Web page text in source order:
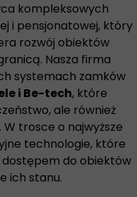
kompleksowych
i pensjonatowej, który
rozwój obiektów
Nasza firma
systemach zamków
i Be-tech, które
ale również
trosce o najwyższe
technologie, które
do obiektów
ich stanu.